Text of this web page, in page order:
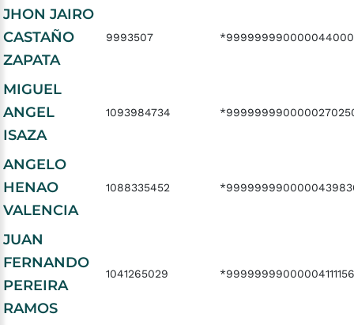
JHON JAIRO
CASTAÑO
ZAPATA
9993507
MIGUEL
ANGEL
ISAZA
1093984734
ANGELO
HENAO
VALENCIA
1088335452
JUAN
FERNANDO
PEREIRA
RAMOS
1041265029 *99999999000004111156